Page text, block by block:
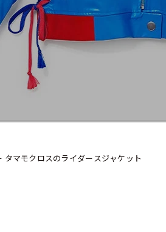
タマモクロスのライダースジャケット